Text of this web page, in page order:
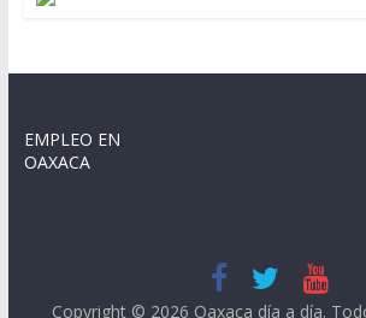
EMPLEO EN
OAXACA
Copyright © 2026 Oaxaca día a día.